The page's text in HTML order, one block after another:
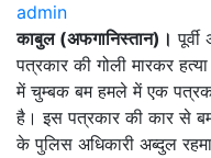
admin
काबुल (अफगानिस्तान)।
पत्रकार की गोली मारकर
में चुम्बक बम हमले में एक
है। इस पत्रकार की कार से बम
के पुलिस अधिकारी अब्दुल